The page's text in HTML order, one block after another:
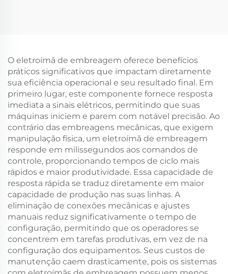
O eletroímã de embreagem oferece benefícios
práticos significativos que impactam diretamente
sua eficiência operacional e seu resultado final. Em
primeiro lugar, este componente fornece resposta
imediata a sinais elétricos, permitindo que suas
máquinas iniciem e parem com notável precisão. Ao
contrário das embreagens mecânicas, que exigem
manipulação física, um eletroímã de embreagem
responde em milissegundos aos comandos de
controle, proporcionando tempos de ciclo mais
rápidos e maior produtividade. Essa capacidade de
resposta rápida se traduz diretamente em maior
capacidade de produção nas suas linhas. A
eliminação de conexões mecânicas e ajustes
manuais reduz significativamente o tempo de
configuração, permitindo que os operadores se
concentrem em tarefas produtivas, em vez de na
configuração dos equipamentos. Seus custos de
manutenção caem drasticamente, pois os sistemas